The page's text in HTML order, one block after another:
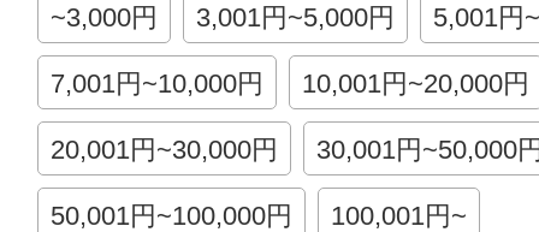
~3,000円 3,001円~5,000円 5,001円
7,001円~10,000円 10,001円~20,000円
20,001円~30,000円 30,001円~50,000
50,001円~100,000円 100,001円~